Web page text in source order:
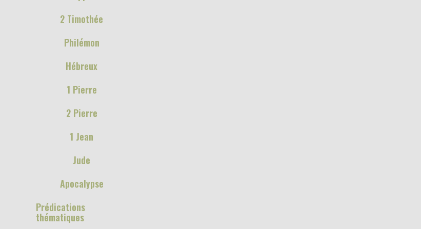
2 Timothée
Philémon
Hébreux
1 Pierre
2 Pierre
1 Jean
Jude
Apocalypse
Prédications
thématiques